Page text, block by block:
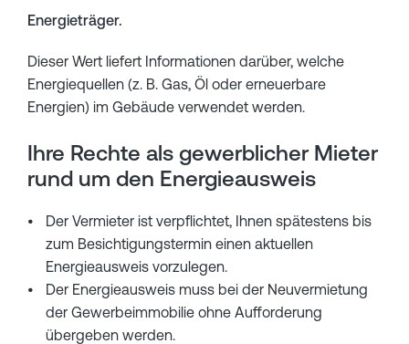
Energieträger.
Dieser Wert liefert Informationen darüber, welche
Energiequellen (z. B. Gas, Öl oder erneuerbare
Energien) im Gebäude verwendet werden.
Ihre Rechte als gewerblicher Mieter
rund um den Energieausweis
Der Vermieter ist verpflichtet, Ihnen spätestens bis
zum Besichtigungstermin einen aktuellen
Energieausweis vorzulegen.
Der Energieausweis muss bei der Neuvermietung
der Gewerbeimmobilie ohne Aufforderung
übergeben werden.